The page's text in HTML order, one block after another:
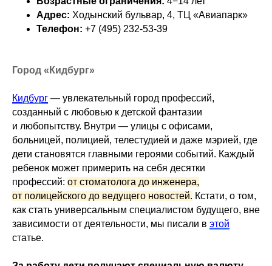
Адрес: Ходынский бульвар, 4, ТЦ «Авиапарк»
Телефон: +7 (495) 232-53-39
Город «Кидбург»
Кидбург — увлекательный город профессий,
созданный с любовью к детской фантазии
и любопытству. Внутри — улицы с офисами,
больницей, полицией, телестудией и даже мэрией, где
дети становятся главными героями событий. Каждый
ребенок может примерить на себя десятки
профессий: от стоматолога до инженера,
от полицейского до ведущего новостей. Кстати, о том,
как стать универсальным специалистом будущего, вне
зависимости от деятельности, мы писали в этой
статье.